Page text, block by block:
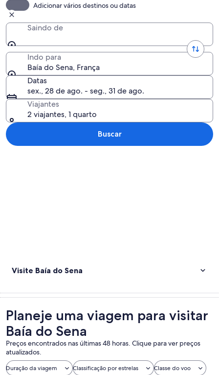
Adicionar vários destinos ou datas
Saindo de
Indo para
Baía do Sena, França
Datas
sex., 28 de ago. - seg., 31 de ago.
Viajantes
2 viajantes, 1 quarto
Buscar
Visite Baía do Sena
Planeje uma viagem para visitar
Baía do Sena
Preços encontrados nas últimas 48 horas. Clique para ver preços
atualizados.
Duração da viagem Classificação por estrelas
Classe do voo